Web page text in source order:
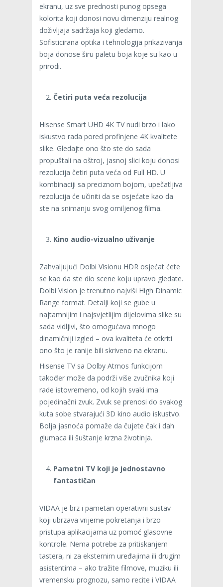
ekranu, uz sve prednosti punog opsega
kolorita koji donosi novu dimenziju realnog
doživljaja sadržaja koji gledamo.
Sofisticirana optika i tehnologija prikazivanja
boja donose širu paletu boja koje su kao u
prirodi.
Četiri puta veća rezolucija
Hisense Smart UHD 4K TV nudi brzo i lako
iskustvo rada pored profinjene 4K kvalitete
slike. Gledajte ono što ste do sada
propuštali na oštroj, jasnoj slici koju donosi
rezolucija četiri puta veća od Full HD. U
kombinaciji sa preciznom bojom, upečatljiva
rezolucija će učiniti da se osjećate kao da
ste na snimanju svog omiljenog filma.
Kino audio-vizualno uživanje
Zahvaljujući Dolbi Visionu HDR osjećat ćete
se kao da ste dio scene koju upravo gledate.
Dolbi Vision je trenutno najviši High Dinamic
Range format. Detalji koji se gube u
najtamnijim i najsvjetlijim dijelovima slike su
sada vidljivi, što omogućava mnogo
dinamičniji izgled – ova kvaliteta će otkriti
ono što je ranije bili skriveno na ekranu.
Hisense TV sa Dolby Atmos funkcijom
također može da podrži više zvučnika koji
rade istovremeno, od kojih svaki ima
pojedinačni zvuk. Zvuk se prenosi do svakog
kuta sobe stvarajući 3D kino audio iskustvo.
Bolja jasnoća pomaže da čujete čak i dah
glumaca ili šuštanje krzna životinja.
Pametni TV koji je jednostavno
fantastičan
VIDAA je brz i pametan operativni sustav
koji ubrzava vrijeme pokretanja i brzo
pristupa aplikacijama uz pomoć glasovne
kontrole. Nema potrebe za pritiskanjem
tastera, ni za eksternim uređajima ili drugim
asistentima – ako tražite filmove, muziku ili
vremensku prognozu, samo recite i VIDAA